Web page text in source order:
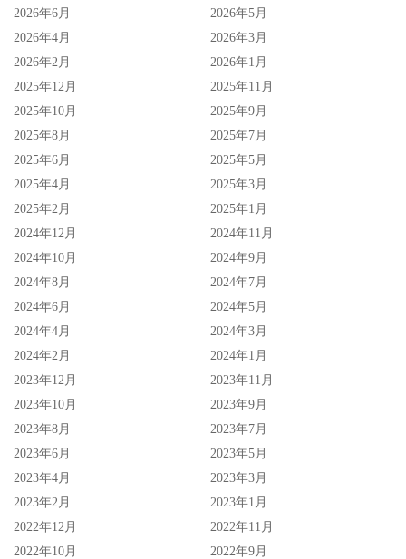
这是四月底时我和某个影迷的对话记录，那时候就有传言
了，只是当时消息人士的猜测是One’s Double不管那四位女
艺人专心做三上悠亚，而到了今天三上是告诉我们她自己开
了一家公司当老板〜
那她还要不要拍片啊？
2026年6月
2026年5月
2026年4月
2026年3月
2026年2月
2026年1月
2025年12月
2025年11月
2025年10月
2025年9月
2025年8月
2025年7月
2025年6月
2025年5月
2025年4月
2025年3月
2025年2月
2025年1月
2024年12月
2024年11月
2024年10月
2024年9月
2024年8月
2024年7月
2024年6月
2024年5月
2024年4月
2024年3月
2024年2月
2024年1月
2023年12月
2023年11月
2023年10月
2023年9月
2023年8月
2023年7月
2023年6月
2023年5月
2023年4月
2023年3月
2023年2月
2023年1月
2022年12月
2022年11月
2022年10月
2022年9月